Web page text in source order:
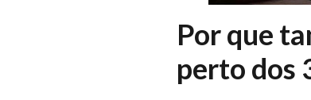
Por que
perto dos